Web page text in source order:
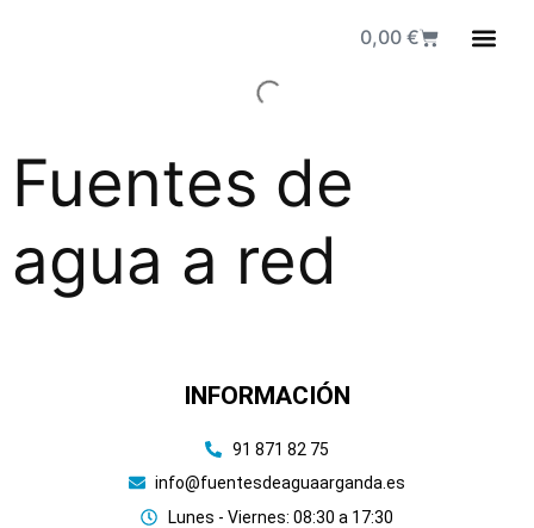
0,00 €
Fuentes de
agua a red
INFORMACIÓN
91 871 82 75
info@fuentesdeaguaarganda.es
Lunes - Viernes: 08:30 a 17:30